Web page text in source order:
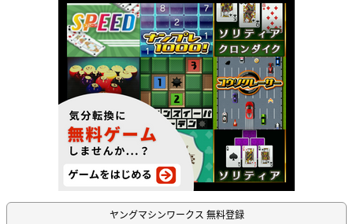
ヤングマシンワークス 無料登録